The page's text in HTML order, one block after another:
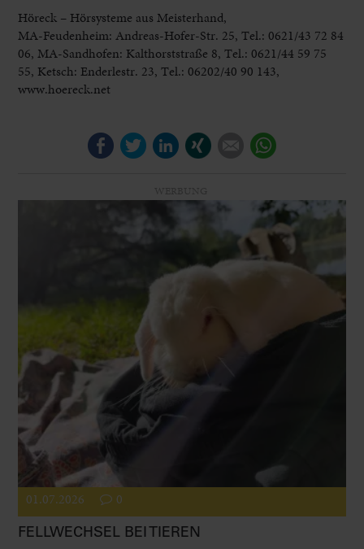
Höreck – Hörsysteme aus Meisterhand,
MA-Feudenheim: Andreas-Hofer-Str. 25, Tel.: 0621/43 72 84
06, MA-Sandhofen: Kalthorststraße 8, Tel.: 0621/44 59 75
55, Ketsch: Enderlestr. 23, Tel.: 06202/40 90 143,
www.hoereck.net
FacebookTwitterLinkedIn E-mail
01.07.2026 0
FELLWECHSEL BEI TIEREN